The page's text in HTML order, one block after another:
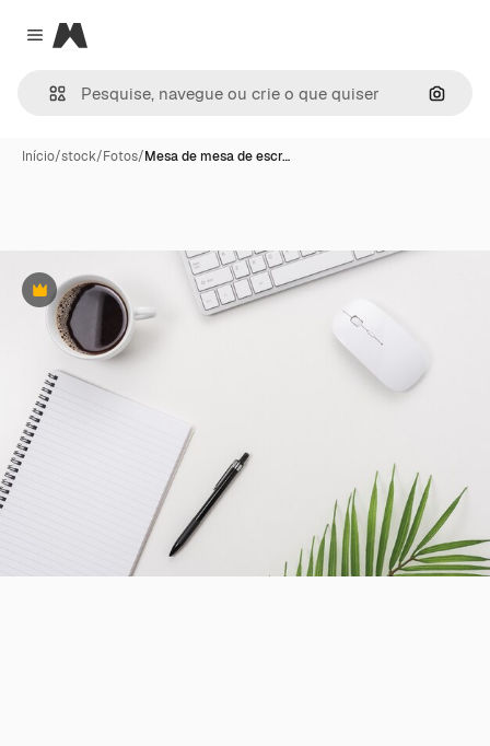
Close menu
Magnific
Início/stock/Fotos/Mesa de mesa de escr…
Premium